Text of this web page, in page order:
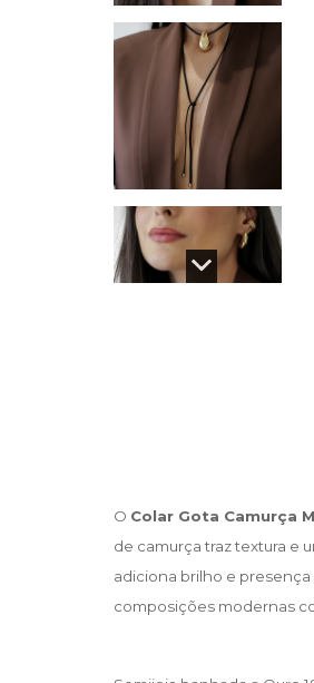
O Colar Gota Camurça
de camurça traz textura e
adiciona brilho e presença
composições modernas